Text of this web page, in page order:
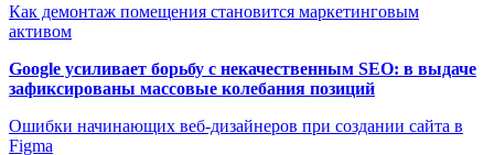
Как демонтаж помещения становится маркетинговым
активом
Google усиливает борьбу с некачественным SEO: в выдаче
зафиксированы массовые колебания позиций
Ошибки начинающих веб-дизайнеров при создании сайта в
Figma